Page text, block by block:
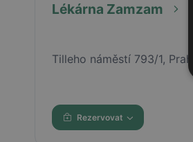
Lékárna Zamzam
Tilleho náměstí 793/1,
Rezervovat